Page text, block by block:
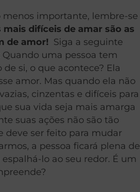
menos importante, lembre-se
mais difíceis de amar são as
de amor! Siga a seguinte
uma pessoa tem
si, o que acontece? Ela
amor. Mas quando ela não
cinzentas e difíceis para
sua vida seja mais amarga
suas ações não são tão
deve ser feito para mudar
a pessoa ficará plena de
lo ao seu redor. É um